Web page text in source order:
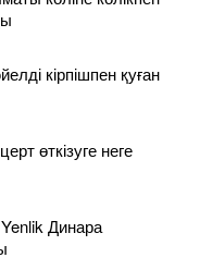
кірпішпен қуған
өткізуге неге
Динара